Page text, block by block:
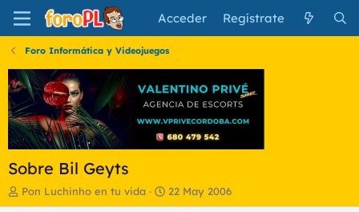
Acceder Regístrate
Foro Informática y Videojuegos
Sobre Bil Geyts
I
n
Pon Luchinho en tu vida
F
e
22 May 2006